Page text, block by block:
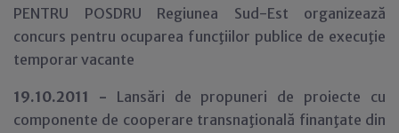
PENTRU POSDRU Regiunea Sud-Est organizează
concurs pentru ocuparea funcţiilor publice de execuţie
temporar vacante
19.10.2011 - Lansări de propuneri de proiecte cu
componente de cooperare transnaţională finanţate din